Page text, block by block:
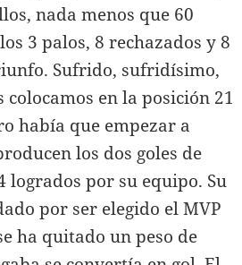
nada menos que 60
3 palos, 8 rechazados y 8
Sufrido, sufridísimo,
en la posición 21
había que empezar a
los dos goles de
logrados por su equipo. Su
por ser elegido el MVP
ha quitado un peso de